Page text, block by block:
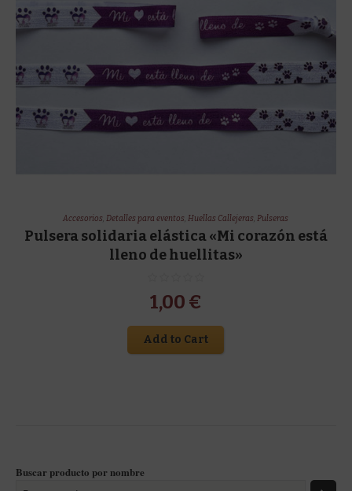
Accesorios,Detalles para eventos,Huellas Callejeras,Pulseras
Pulsera solidaria elástica «Mi corazón está
lleno de huellitas»
1,00 €
Add to Cart
Buscar producto por nombre